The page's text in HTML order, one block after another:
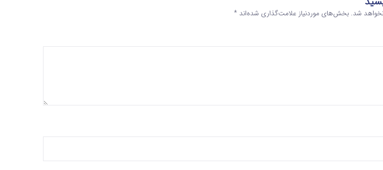
شد. بخش‌های موردنیاز علامت‌گذاری شده‌اند *